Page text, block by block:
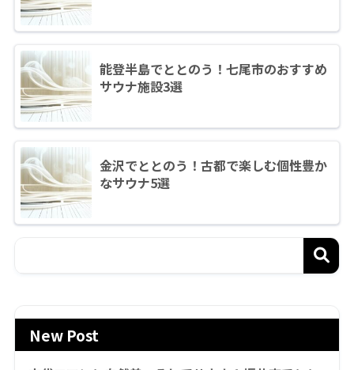
能登半島でととのう！七尾市のおすすめ
サウナ施設3選
金沢でととのう！古都で楽しむ個性豊か
なサウナ5選
New Post